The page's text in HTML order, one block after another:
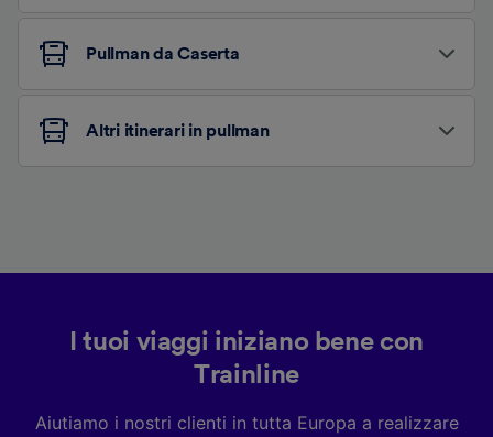
Pullman da Caserta
Altri itinerari in pullman
I tuoi viaggi iniziano bene con
Trainline
Aiutiamo i nostri clienti in tutta Europa a realizzare